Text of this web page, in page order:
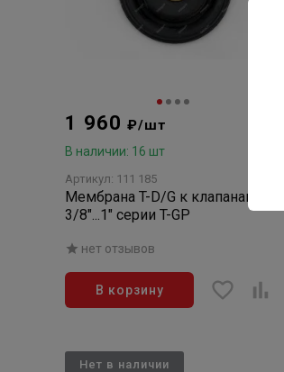
1 960 ₽/шт
В наличии: 16 шт
Артикул: 111 185
Мембрана T-D/G к клапанам G
3/8"...1" серии T-GР
нет отзывов
В корзину
Нет в наличии